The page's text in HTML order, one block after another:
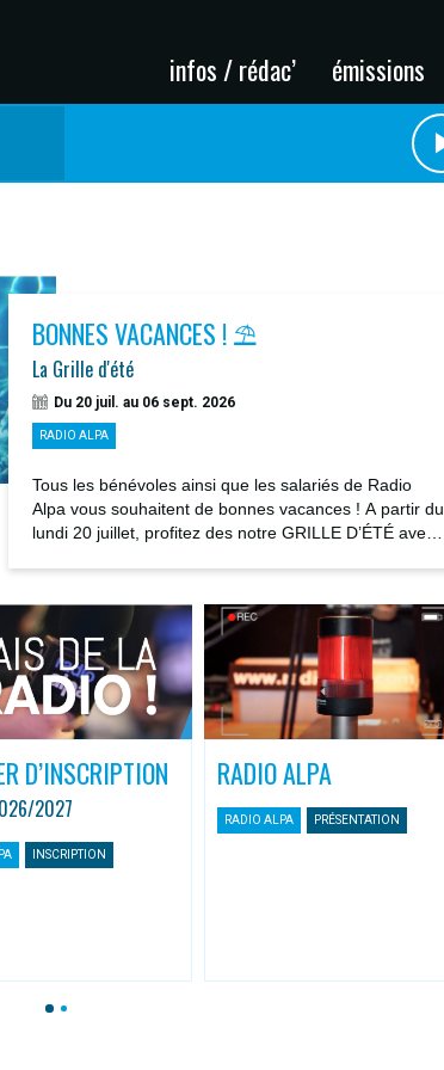
infos / rédac’ émissions
BONNES VACANCES ! ⛱️
La Grille d'été
Du 20 juil. au 06 sept. 2026
RADIO ALPA
Tous les bénévoles ainsi que les salariés de Radio
Alpa vous souhaitent de bonnes vacances ! A partir du
lundi 20 juillet, profitez des notre GRILLE D’ÉTÉ avec
D’INSCRIPTION
2027
INSCRIPTION
RADIO ALPA
RADIO ALPA PRÉSENTATION